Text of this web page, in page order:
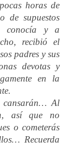
horas de
de supuestos
conocía y a
recibió el
padres y sus
devotas y
en la
cansarán… Al
así que no
o cometerás
Recuerda